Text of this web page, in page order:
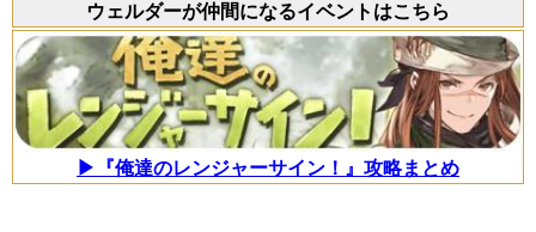
ウェルダーが仲間になるイベントはこちら
▶『俺達のレンジャーサイン！』攻略まとめ